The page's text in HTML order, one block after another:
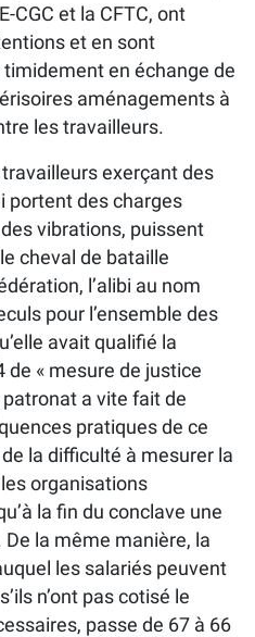
CGC et la CFTC, ont
et en sont
timidement en échange de
aménagements à
les travailleurs.
exerçant des
portent des charges
vibrations, puissent
cheval de bataille
l’alibi au nom
pour l’ensemble des
avait qualifié la
de « mesure de justice
patronat a vite fait de
pratiques de ce
la difficulté à mesurer la
organisations
la fin du conclave une
la même manière, la
les salariés peuvent
n’ont pas cotisé le
passe de 67 à 66